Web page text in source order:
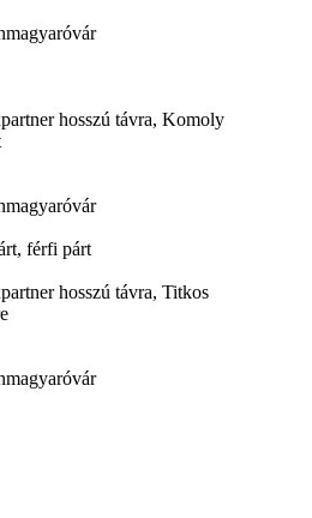
hosszú távra, Komoly
férfi párt
hosszú távra, Titkos